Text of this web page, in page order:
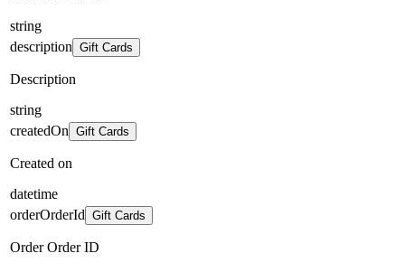
string
description Gift Cards
Description
string
createdOn Gift Cards
Created on
datetime
orderOrderId Gift Cards
Order Order ID